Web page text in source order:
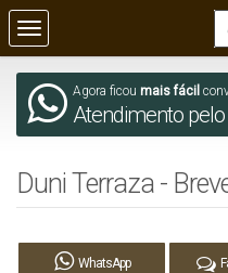
Agora ficou mais fácil
Atendimento pelo
Duni Terraza -
WhatsApp